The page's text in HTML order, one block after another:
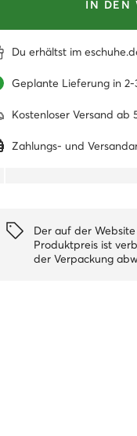
IN DEN
Du erhältst im
Geplante Lieferung in
Kostenloser Versand ab
Zahlungs- und
Der auf der
Produktpreis ist
der Verpackung